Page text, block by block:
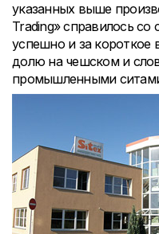
указанных выше
Trading» справилось со
успешно и за
долю на чешском и
промышленными